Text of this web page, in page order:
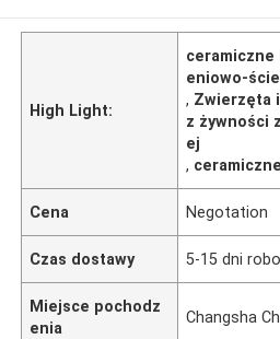
High Light:
eniowo-
, Zwierzęta
z żywności
ej
,
Cena Negotation
Czas dostawy 5-15 dni
Miejsce pochodz
enia
Changsha